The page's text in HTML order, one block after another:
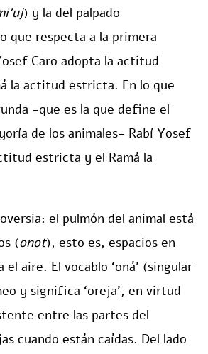
) y la del palpado
que respecta a la primera
Caro adopta la actitud
la actitud estricta. En lo que
-que es la que define el
de los animales- Rabí Yosef
estricta y el Ramá la
el pulmón del animal está
(onot), esto es, espacios en
el aire. El vocablo ‘oná’ (singular
y significa ‘oreja’, en virtud
entre las partes del
cuando están caídas. Del lado